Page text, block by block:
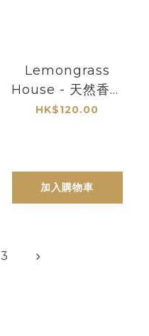
Lemongrass
House - 天然香薰
空氣清新噴霧 - 茉
HK$120.00
加入購物車
3